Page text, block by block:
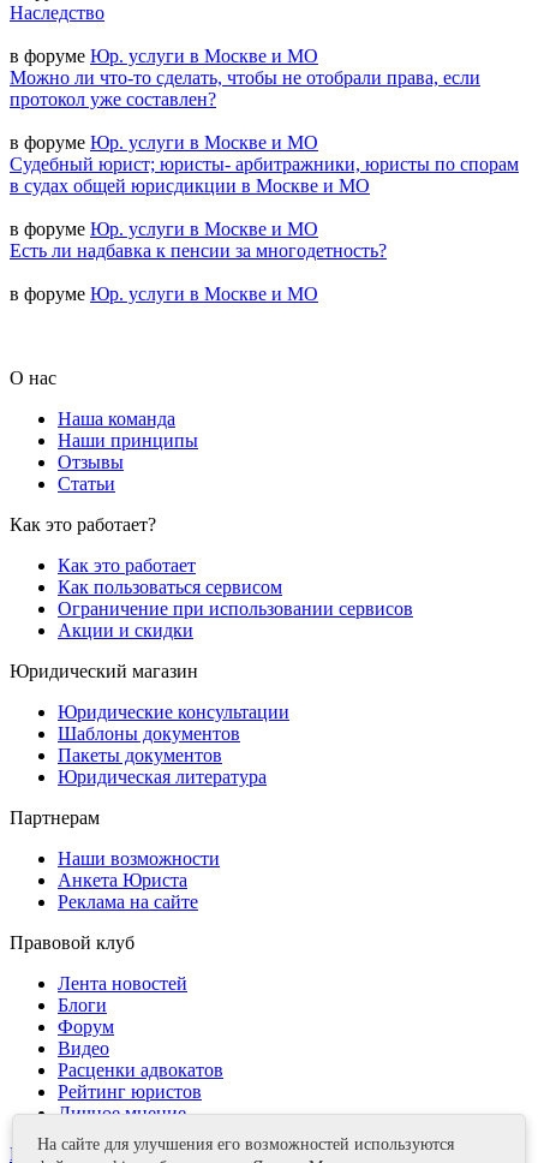
Наследство
в форуме Юр. услуги в Москве и МО
Можно ли что-то сделать, чтобы не отобрали права, если
протокол уже составлен?
в форуме Юр. услуги в Москве и МО
Судебный юрист; юристы- арбитражники, юристы по спорам
в судах общей юрисдикции в Москве и МО
в форуме Юр. услуги в Москве и МО
Есть ли надбавка к пенсии за многодетность?
в форуме Юр. услуги в Москве и МО
О нас
Наша команда
Наши принципы
Отзывы
Статьи
Как это работает?
Как это работает
Как пользоваться сервисом
Ограничение при использовании сервисов
Акции и скидки
Юридический магазин
Юридические консультации
Шаблоны документов
Пакеты документов
Юридическая литература
Партнерам
Наши возможности
Анкета Юриста
Реклама на сайте
Правовой клуб
Лента новостей
Блоги
Форум
Видео
Расценки адвокатов
Рейтинг юристов
Личное мнение
Контакты
На сайте для улучшения его возможностей используются